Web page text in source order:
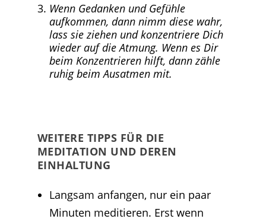
Wenn Gedanken und Gefühle
aufkommen, dann nimm diese wahr,
lass sie ziehen und konzentriere Dich
wieder auf die Atmung. Wenn es Dir
beim Konzentrieren hilft, dann zähle
ruhig beim Ausatmen mit.
WEITERE TIPPS FÜR DIE
MEDITATION UND DEREN
EINHALTUNG
Langsam anfangen, nur ein paar
Minuten meditieren. Erst wenn